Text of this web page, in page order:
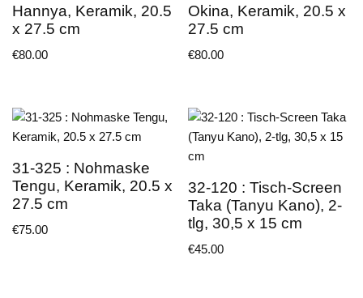
Hannya, Keramik, 20.5
x 27.5 cm
€80.00
Okina, Keramik, 20.5 x
27.5 cm
€80.00
31-325 : Nohmaske
Tengu, Keramik, 20.5 x
27.5 cm
€75.00
32-120 : Tisch-Screen
Taka (Tanyu Kano), 2-
tlg, 30,5 x 15 cm
€45.00